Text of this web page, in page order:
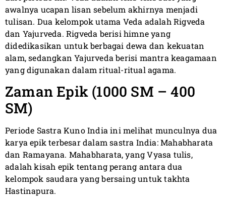
awalnya ucapan lisan sebelum akhirnya menjadi
tulisan. Dua kelompok utama Veda adalah Rigveda
dan Yajurveda. Rigveda berisi himne yang
didedikasikan untuk berbagai dewa dan kekuatan
alam, sedangkan Yajurveda berisi mantra keagamaan
yang digunakan dalam ritual-ritual agama.
Zaman Epik (1000 SM – 400
SM)
Periode Sastra Kuno India ini melihat munculnya dua
karya epik terbesar dalam sastra India: Mahabharata
dan Ramayana. Mahabharata, yang Vyasa tulis,
adalah kisah epik tentang perang antara dua
kelompok saudara yang bersaing untuk takhta
Hastinapura.